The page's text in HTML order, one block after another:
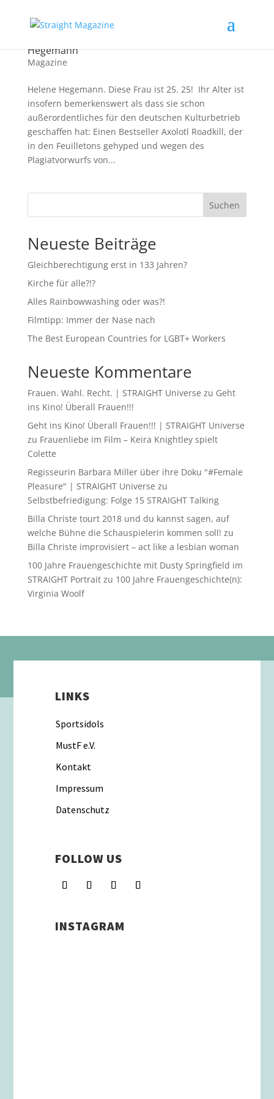
Hegemann
Magazine
Helene Hegemann. Diese Frau ist 25. 25! Ihr Alter ist
insofern bemerkenswert als dass sie schon
außerordentliches für den deutschen Kulturbetrieb
geschaffen hat: Einen Bestseller Axolotl Roadkill, der
in den Feuilletons gehyped und wegen des
Plagiatvorwurfs von...
Suchen
Neueste Beiträge
Gleichberechtigung erst in 133 Jahren?
Kirche für alle?!?
Alles Rainbowwashing oder was?!
Filmtipp: Immer der Nase nach
The Best European Countries for LGBT+ Workers
Neueste Kommentare
Frauen. Wahl. Recht. | STRAIGHT Universe zu Geht
ins Kino! Überall Frauen!!!
Geht ins Kino! Überall Frauen!!! | STRAIGHT Universe
zu Frauenliebe im Film – Keira Knightley spielt
Colette
Regisseurin Barbara Miller über ihre Doku "#Female
Pleasure" | STRAIGHT Universe zu
Selbstbefriedigung: Folge 15 STRAIGHT Talking
Billa Christe tourt 2018 und du kannst sagen, auf
welche Bühne die Schauspielerin kommen soll! zu
Billa Christe improvisiert – act like a lesbian woman
100 Jahre Frauengeschichte mit Dusty Springfield im
STRAIGHT Portraitzu 100 Jahre Frauengeschichte(n):
Virginia Woolf
LINKS
Sportsidols
MustF e.V.
Kontakt
Impressum
Datenschutz
FOLLOW US
INSTAGRAM